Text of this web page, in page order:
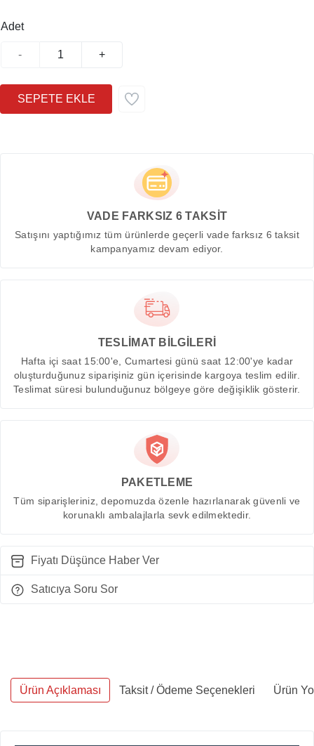
Adet
- +
VADE FARKSIZ 6 TAKSİT
Satışını yaptığımız tüm ürünlerde geçerli vade farksız 6 taksit
kampanyamız devam ediyor.
TESLİMAT BİLGİLERİ
Hafta içi saat 15:00'e, Cumartesi günü saat 12:00'ye kadar
oluşturduğunuz siparişiniz gün içerisinde kargoya teslim edilir.
Teslimat süresi bulunduğunuz bölgeye göre değişiklik gösterir.
PAKETLEME
Tüm siparişleriniz, depomuzda özenle hazırlanarak güvenli ve
korunaklı ambalajlarla sevk edilmektedir.
Fiyatı Düşünce Haber Ver
Satıcıya Soru Sor
Ürün Açıklaması Taksit / Ödeme Seçenekleri Ürün